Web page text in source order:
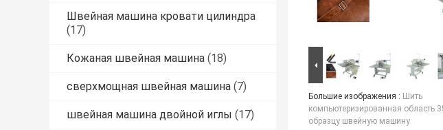
Швейная машина кровати цилиндра
(17)
Кожаная швейная машина (18)
сверхмощная швейная машина (7)
швейная машина двойной иглы (17)
Большие изображения : Шить
компьютеризированная область
образцу швейную машину